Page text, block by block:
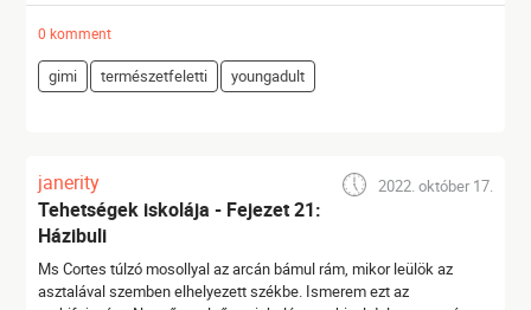
0 komment
gimi természetfeletti youngadult
janerity 2022. október 17.
Tehetségek iskolája - Fejezet 21:
Házibuli
Ms Cortes túlzó mosollyal az arcán bámul rám, mikor leülök az
asztalával szemben elhelyezett székbe. Ismerem ezt az